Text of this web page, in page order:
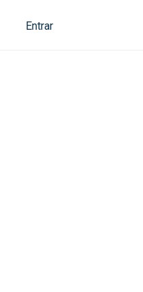
Entrar